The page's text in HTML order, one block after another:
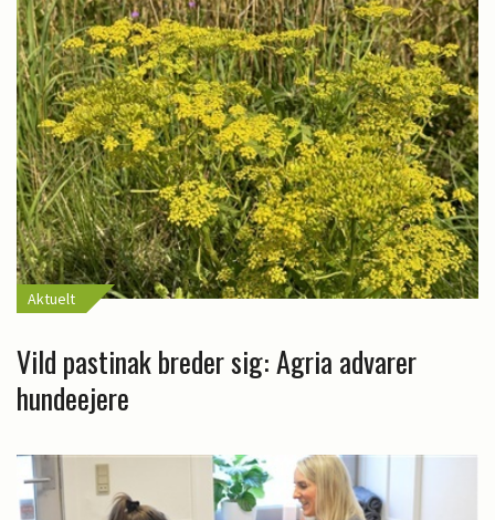
Aktuelt
Vild pastinak breder sig: Agria advarer
hundeejere